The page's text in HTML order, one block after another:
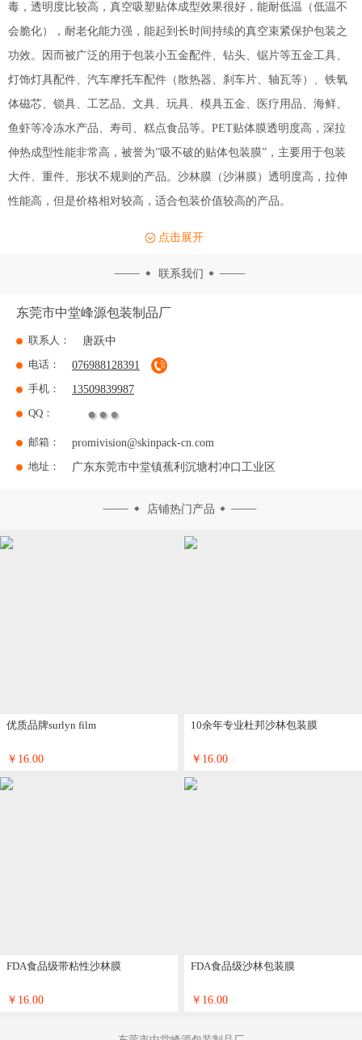
毒，透明度比较高，真空吸塑贴体成型效果很好，能耐低温（低温不
会脆化），耐老化能力强，能起到长时间持续的真空束紧保护包装之
功效。因而被广泛的用于包装小五金配件、钻头、锯片等五金工具、
灯饰灯具配件、汽车摩托车配件（散热器、刹车片、轴瓦等）、铁氧
体磁芯、锁具、工艺品、文具、玩具、模具五金、医疗用品、海鲜、
鱼虾等冷冻水产品、寿司、糕点食品等。PET贴体膜透明度高，深拉
伸热成型性能非常高，被誉为”吸不破的贴体包装膜”，主要用于包装
大件、重件、形状不规则的产品。沙林膜（沙淋膜）透明度高，拉伸
性能高，但是价格相对较高，适合包装价值较高的产品。
点击展开
联系我们
东莞市中堂峰源包装制品厂
联系人： 唐跃中
电话： 076988128391
手机： 13509839987
QQ：
邮箱： promivision@skinpack-cn.com
地址： 广东东莞市中堂镇蕉利沉塘村冲口工业区
店铺热门产品
优质品牌surlyn film
￥16.00
10余年专业杜邦沙林包装膜
￥16.00
FDA食品级带粘性沙林膜
￥16.00
FDA食品级沙林包装膜
￥16.00